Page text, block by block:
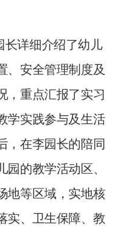
长详细介绍了幼儿
、安全管理制度及
，重点汇报了实习
学实践参与及生活
，在李园长的陪同
的教学活动区、
地等区域，实地核
实、卫生保障、教